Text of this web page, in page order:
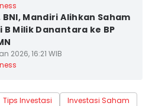
BNI, Mandiri Alihkan Saham
B Milik Danantara ke BP
2026, 16:21 WIB
Tips Investasi
Investasi Saham